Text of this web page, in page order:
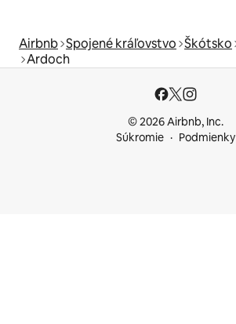
Airbnb Spojené kráľovstvo Škótsko
Ardoch
© 2026 Airbnb, Inc.
Súkromie
Podmienky